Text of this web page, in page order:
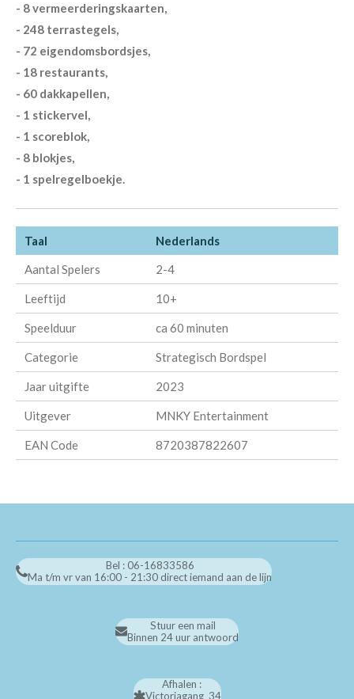
- 8 vermeerderingskaarten,
- 248 terrastegels,
- 72 eigendomsbordsjes,
- 18 restaurants,
- 60 dakkapellen,
- 1 stickervel,
- 1 scoreblok,
- 8 blokjes,
- 1 spelregelboekje.
Taal
Nederlands
Aantal Spelers
2-4
Leeftijd 10+
Speelduur ca 60 minuten
Categorie Strategisch Bordspel
Jaar uitgifte 2023
Uitgever MNKY Entertainment
EAN Code 8720387822607
Bel : 06-16833586
Ma t/m vr van 16:00 - 21:30 direct iemand aan de lijn
Stuur een mail
Binnen 24 uur antwoord
Afhalen :
Victoriagang 34